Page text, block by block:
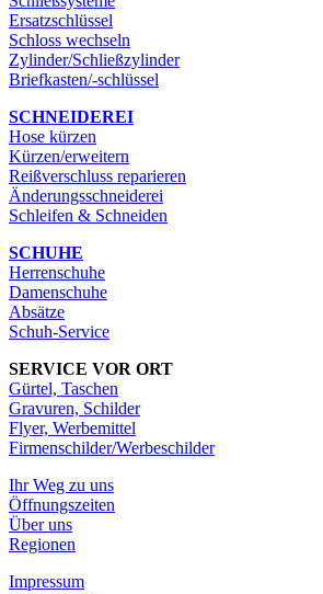
Ersatzschlüssel
Schloss wechseln
Zylinder/Schließzylinder
Briefkasten/-schlüssel
SCHNEIDEREI
Hose kürzen
Kürzen/erweitern
Reißverschluss reparieren
Änderungsschneiderei
Schleifen & Schneiden
SCHUHE
Herrenschuhe
Damenschuhe
Absätze
Schuh-Service
SERVICE VOR ORT
Gürtel, Taschen
Gravuren, Schilder
Flyer, Werbemittel
Firmenschilder/Werbeschilder
Ihr Weg zu uns
Öffnungszeiten
Über uns
Regionen
Impressum